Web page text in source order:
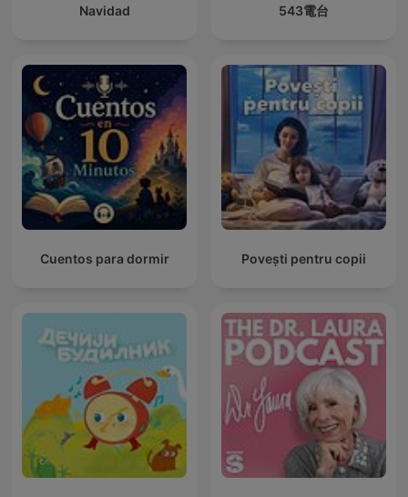
Navidad 543電台
Cuentos para dormir Povești pentru copii